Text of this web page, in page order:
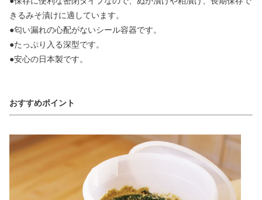
きるみそ漬けに適しています。
●匂い漏れの心配がないシール容器です。
●たっぷり入る深型です。
●安心の日本製です。
おすすめポイント